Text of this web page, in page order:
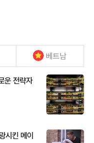
베트남
운 전략자
시킨 메이